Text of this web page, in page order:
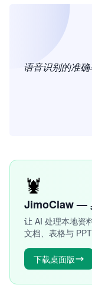
语音识别的准
🦞
JimoClaw —
让 AI 处理本地资
文档、表格与
下载桌面版